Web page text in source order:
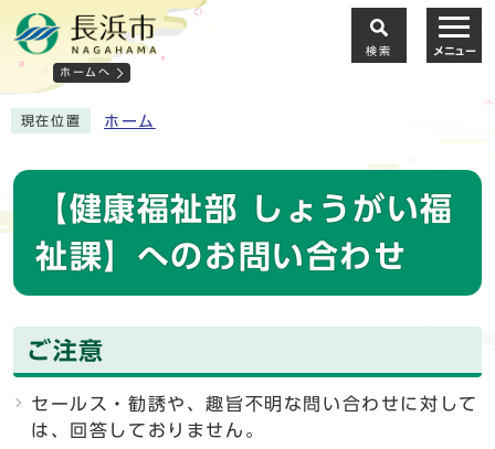
ホームへ
検索 メニュー
現在位置 ホーム
【健康福祉部 しょうがい福
祉課】へのお問い合わせ
ご注意
セールス・勧誘や、趣旨不明な問い合わせに対して
は、回答しておりません。